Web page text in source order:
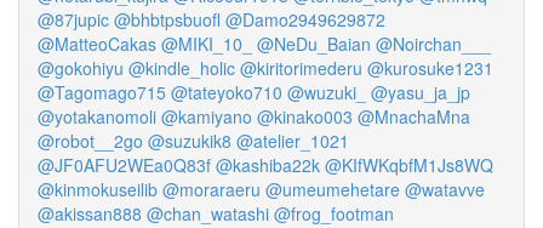
@87jupic @bhbtpsbuofl @Damo2949629872
@MatteoCakas @MIKI_10_ @NeDu_Baian @Noirchan___
@gokohiyu @kindle_holic @kiritorimederu @kurosuke1231
@Tagomago715 @tateyoko710 @wuzuki_ @yasu_ja_jp
@yotakanomoli @kamiyano @kinako003 @MnachaMna
@robot__2go @suzukik8 @atelier_1021
@JF0AFU2WEa0Q83f @kashiba22k @KIfWKqbfM1Js8WQ
@kinmokuseilib @moraraeru @umeumehetare @watavve
@akissan888 @chan_watashi @frog_footman